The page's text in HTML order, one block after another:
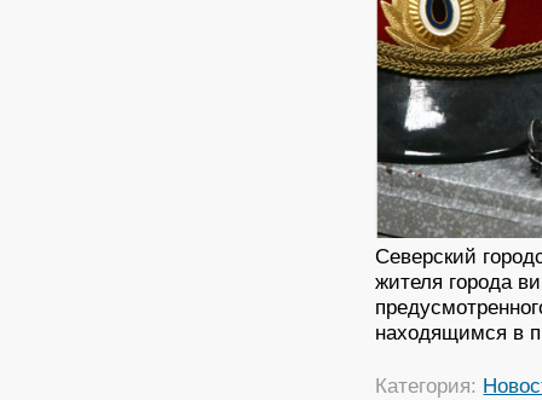
Северский
жителя города
находящимся в
Категория: